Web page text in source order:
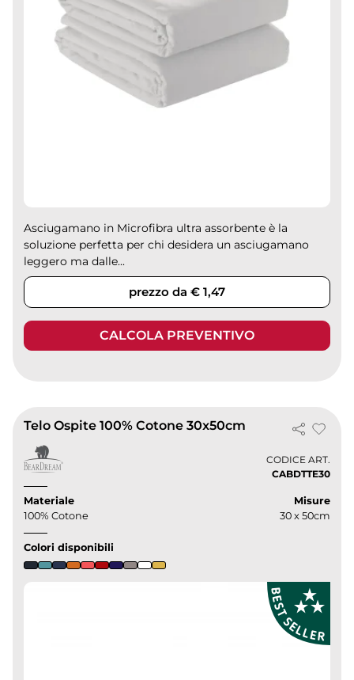
Asciugamano in Microfibra ultra assorbente è la
soluzione perfetta per chi desidera un asciugamano
leggero ma dalle...
prezzo da € 1,47
CALCOLA PREVENTIVO
Telo Ospite 100% Cotone 30x50cm
CODICE ART.
CABDTTE30
Materiale
100% Cotone
Misure
30 x 50cm
Colori disponibili